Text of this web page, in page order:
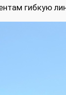
гибкую